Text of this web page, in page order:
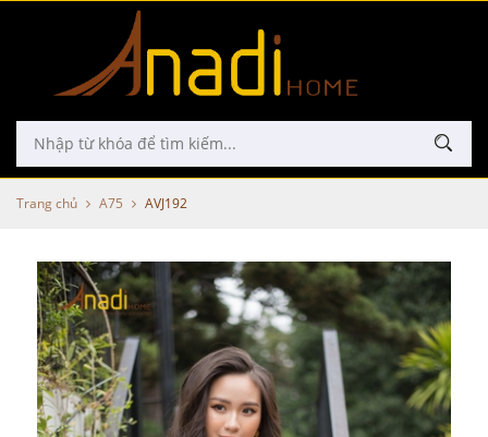
Trang chủ A75 AVJ192